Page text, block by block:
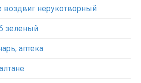
воздвиг нерукотворный
зеленый
аптека